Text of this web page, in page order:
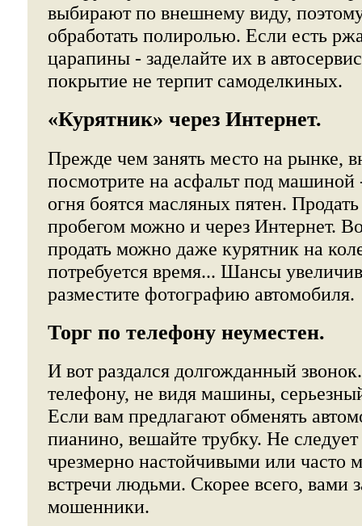
выбирают по внешнему виду,
обработать полиролью. Если есть
царапины - заделайте их в
покрытие не терпит самоделкиных.
«Курятник» через Интернет.
Прежде чем занять место на рынке,
посмотрите на асфальт под машиной
огня боятся масляных пятен.
пробегом можно и через Интернет.
продать можно даже курятник на
потребуется время... Шансы
разместите фотографию автомобиля.
Торг по телефону неуместен.
И вот раздался долгожданный
телефону, не видя машины,
Если вам предлагают обменять
пианино, вешайте трубку. Не
чрезмерно настойчивыми или часто
встречи людьми. Скорее всего, вами
мошенники.